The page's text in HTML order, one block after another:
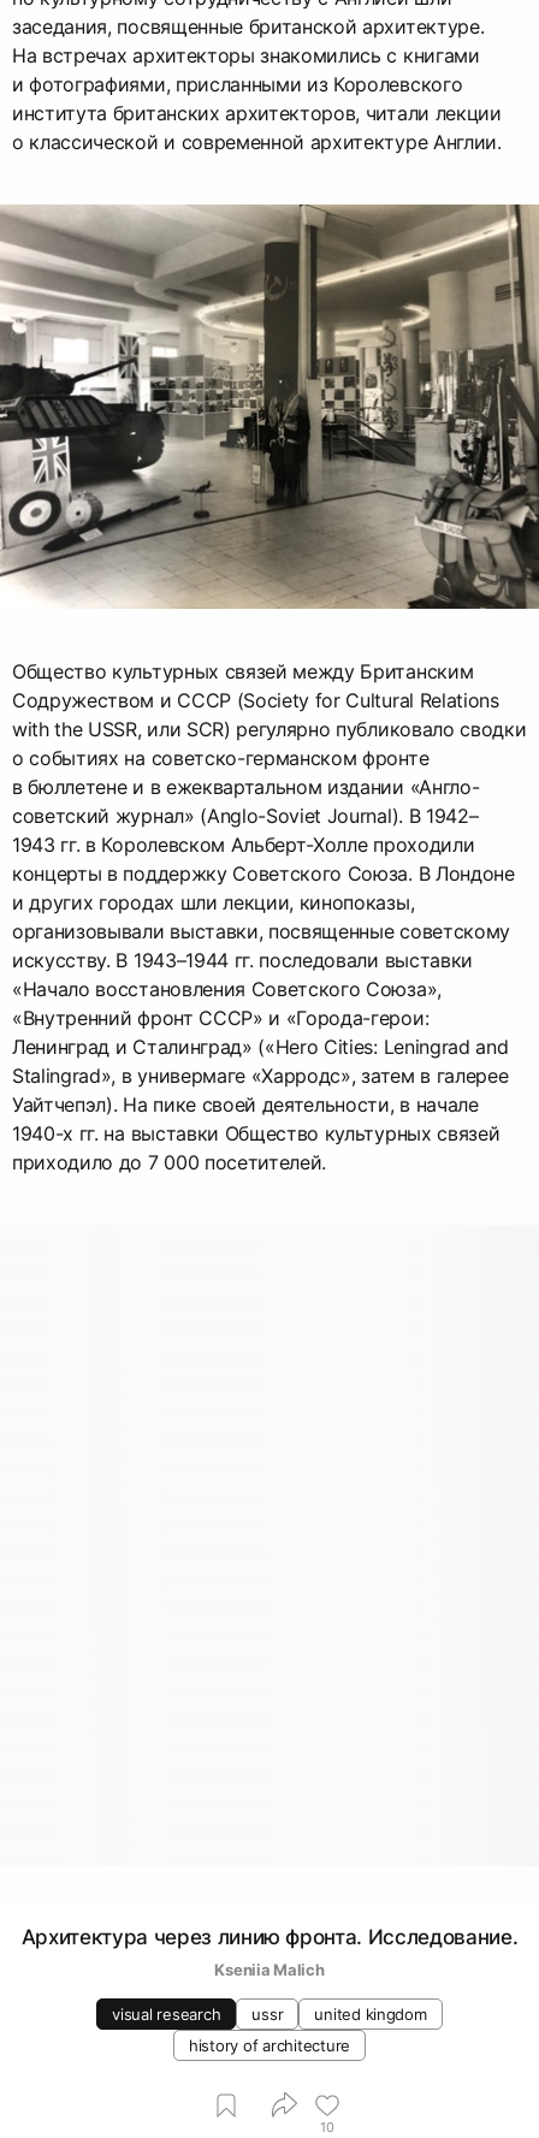
заседания, посвященные британской архитектуре.
На встречах архитекторы знакомились с книгами
и фотографиями, присланными из Королевского
института британских архитекторов, читали лекции
о классической и современной архитектуре Англии.
Общество культурных связей между Британским
Содружеством и СССР (Society for Cultural Relations
with the USSR, или SCR) регулярно публиковало сводки
о событиях на советско-германском фронте
в бюллетене и в ежеквартальном издании «Англо-
советский журнал» (Anglo-Soviet Journal). В 1942–
1943 гг. в Королевском Альберт-Холле проходили
концерты в поддержку Советского Союза. В Лондоне
и других городах шли лекции, кинопоказы,
организовывали выставки, посвященные советскому
искусству. В 1943–1944 гг. последовали выставки
«Начало восстановления Советского Союза»,
«Внутренний фронт СССР» и «Города-герои:
Ленинград и Сталинград» («Hero Cities: Leningrad and
Stalingrad», в универмаге «Харродс», затем в галерее
Уайтчепэл). На пике своей деятельности, в начале
1940-х гг. на выставки Общество культурных связей
приходило до 7 000 посетителей.
Архитектура через линию фронта. Исследование.
Kseniia Malich
visual research ussr
united kingdom
history of architecture
10